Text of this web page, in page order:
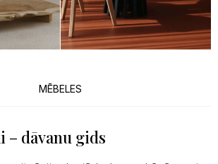
MĒBELES
– dāvanu gids